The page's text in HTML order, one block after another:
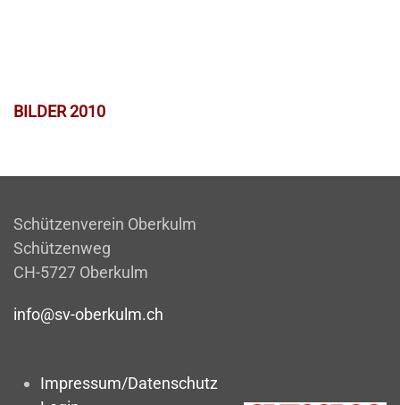
BILDER 2010
Schützenverein Oberkulm
Schützenweg
CH-5727 Oberkulm
info@sv-oberkulm.ch
Impressum/Datenschutz